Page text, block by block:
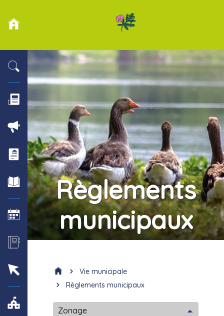
Règlements
municipaux
Vie municipale
Règlements municipaux
Zonage